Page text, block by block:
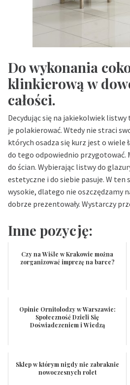
Do wykonania
klinkierową w
całości.
Decydując się na jakiekolwiek
je polakierować. Wtedy nie straci
których osadza się kurz jest o
do tego odpowiednio przygotować.
do ścian. Wybierając listwy do
estetyczne i do siebie pasuje. W ten
wysokie, dlatego nie oszczędzamy
dobrze prezentowały. Wystarczy
Inne pozycję:
Czy na Wiśle w Krakowie można
zorganizować imprezę na barce?
Opinie Ornitolodzy w Warszawie:
Społeczność Dzieli Się
Doświadczeniem i Wiedzą
Sklep w którym nigdy nie zabraknie
nowoczesnych rolet